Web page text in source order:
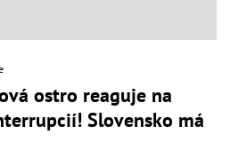
ostro reaguje na
Slovensko má